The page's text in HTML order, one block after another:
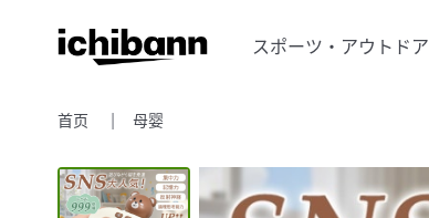
スポーツ・アウトドア
首页 母婴